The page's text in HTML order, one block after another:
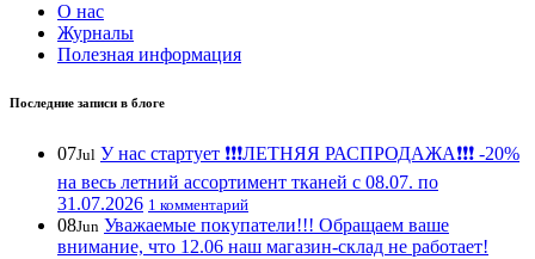
О нас
Журналы
Полезная информация
Последние записи в блоге
07Jul У нас стартует ❗️❗️❗️ЛЕТНЯЯ РАСПРОДАЖА❗️❗️❗️ -20%
на весь летний ассортимент тканей с 08.07. по
31.07.2026 1 комментарий
08Jun Уважаемые покупатели!!! Обращаем ваше
внимание, что 12.06 наш магазин-склад не работает!